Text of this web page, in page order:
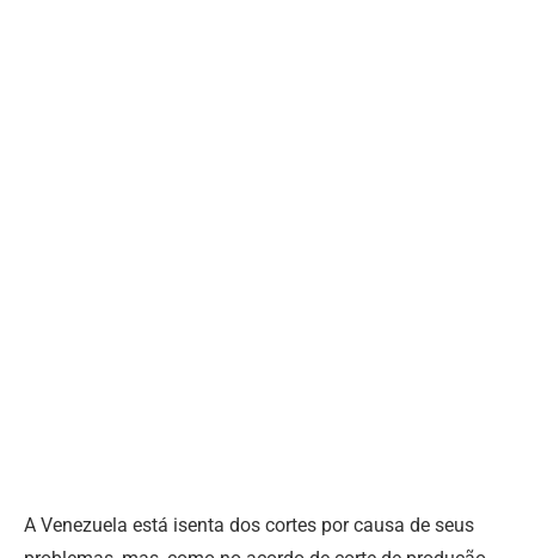
A Venezuela está isenta dos cortes por causa de seus